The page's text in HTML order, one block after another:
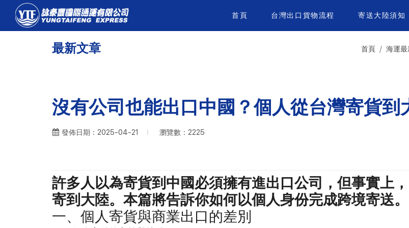
首頁 台灣出口貨物流程 寄送大陸須知
最新文章 首頁 海運最
沒有公司也能出口中國？個人從台灣寄貨到
發佈日期：2025-04-21 瀏覽數：2225
許多人以為寄貨到中國必須擁有進出口公司，但事實上
寄到大陸。本篇將告訴你如何以個人身份完成跨境寄送。
一、個人寄貨與商業出口的差別